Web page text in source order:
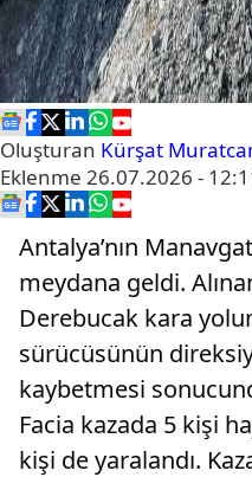
Oluşturan Kürşat
Eklenme 26.07.2026 -
Antalya’nın
meydana geldi.
Derebucak kara
sürücüsünün
kaybetmesi
Facia kazada 5 kişi
kişi de yaralandı.